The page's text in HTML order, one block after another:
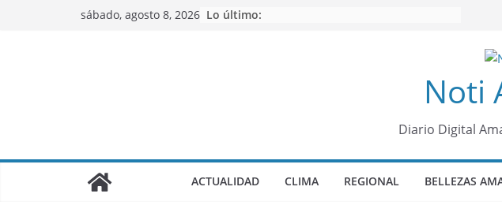
sábado, agosto 8, 2026 Lo último:
Noti
Diario Digital
ACTUALIDAD CLIMA REGIONAL BELLEZAS